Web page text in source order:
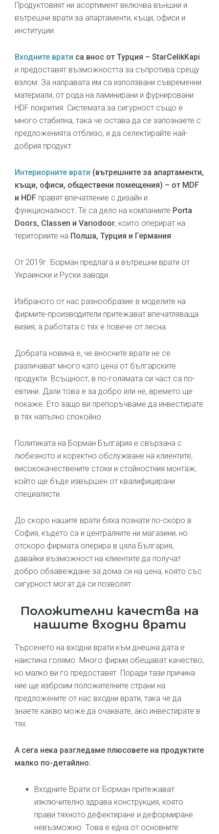
Продуктовият ни асортимент включва външни и
вътрешни врати за апартаменти, къщи, офиси и
институции.
Входните врати са внос от Турция – StarCelikKapi
и предоставят възможността за съпротива срещу
взлом. За направата им са използвани съвременни
материали, от рода на ламинирани и фурнировани
HDF покрития. Системата за сигурност също е
много стабилна, така че остава да се запознаете с
предложенията отблизо, и да селектирайте най-
добрия продукт.
Интериорните врати (вътрешните за апартаменти,
къщи, офиси, обществени помещения) – от MDF
и HDF правят впечатление с дизайн и
функционалност. Те са дело на компаниите Porta
Doors, Classen и Variodoor, които оперират на
териториите на Полша, Турция и Германия.
От 2019г. Борман предлага и вътрешни врати от
Украински и Руски заводи.
Избраното от нас разнообразие в моделите на
фирмите-производители притежават впечатляваща
визия, а работата с тях е повече от лесна.
Добрата новина е, че вносните врати не се
различават много като цена от българските
продукти. Всъщност, в по-голямата си част са по-
евтини. Дали това е за добро или не, времето ще
покаже. Ето защо ви препоръчваме да инвестирате
в тях напълно спокойно.
Политиката на Борман България е свързана с
любезното и коректно обслужване на клиентите,
висококачествените стоки и стойностния монтаж,
който ще бъде извършен от квалифицирани
специалисти.
До скоро нашите врати бяха познати по-скоро в
София, където са и централните ни магазини, но
отскоро фирмата оперира в цяла България,
давайки възможност на клиентите да получат
добро обзавеждане за дома си на цена, която със
сигурност могат да си позволят.
Положителни качества на
нашите входни врати
Търсенето на входни врати към днешна дата е
наистина голямо. Много фирми обещават качество,
но малко ви го предоставят. Поради тази причина
ние ще изброим положителните страни на
предложените от нас входни врати, така че да
знаете какво може да очаквате, ако инвестирате в
тях.
А сега нека разгледаме плюсовете на продуктите
малко по-детайлно:
Входните Врати от Борман притежават
изключително здрава конструкция, която
прави тяхното дефектиране и деформиране
невъзможно. Това е една от основните